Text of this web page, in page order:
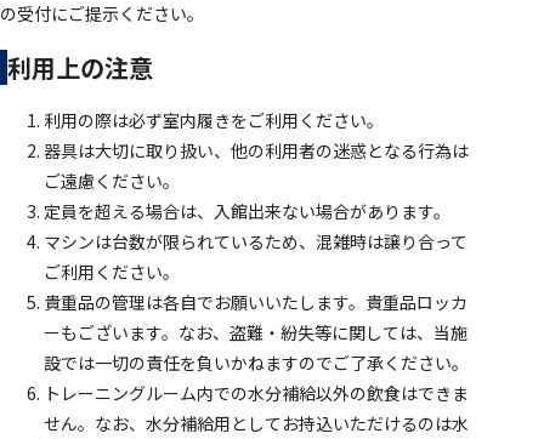
の受付にご提示ください。
利用上の注意
利用の際は必ず室内履きをご利用ください。
器具は大切に取り扱い、他の利用者の迷惑となる行為は
ご遠慮ください。
定員を超える場合は、入館出来ない場合があります。
マシンは台数が限られているため、混雑時は譲り合って
ご利用ください。
貴重品の管理は各自でお願いいたします。貴重品ロッカ
ーもございます。なお、盗難・紛失等に関しては、当施
設では一切の責任を負いかねますのでご了承ください。
トレーニングルーム内での水分補給以外の飲食はできま
せん。なお、水分補給用としてお持込いただけるのは水